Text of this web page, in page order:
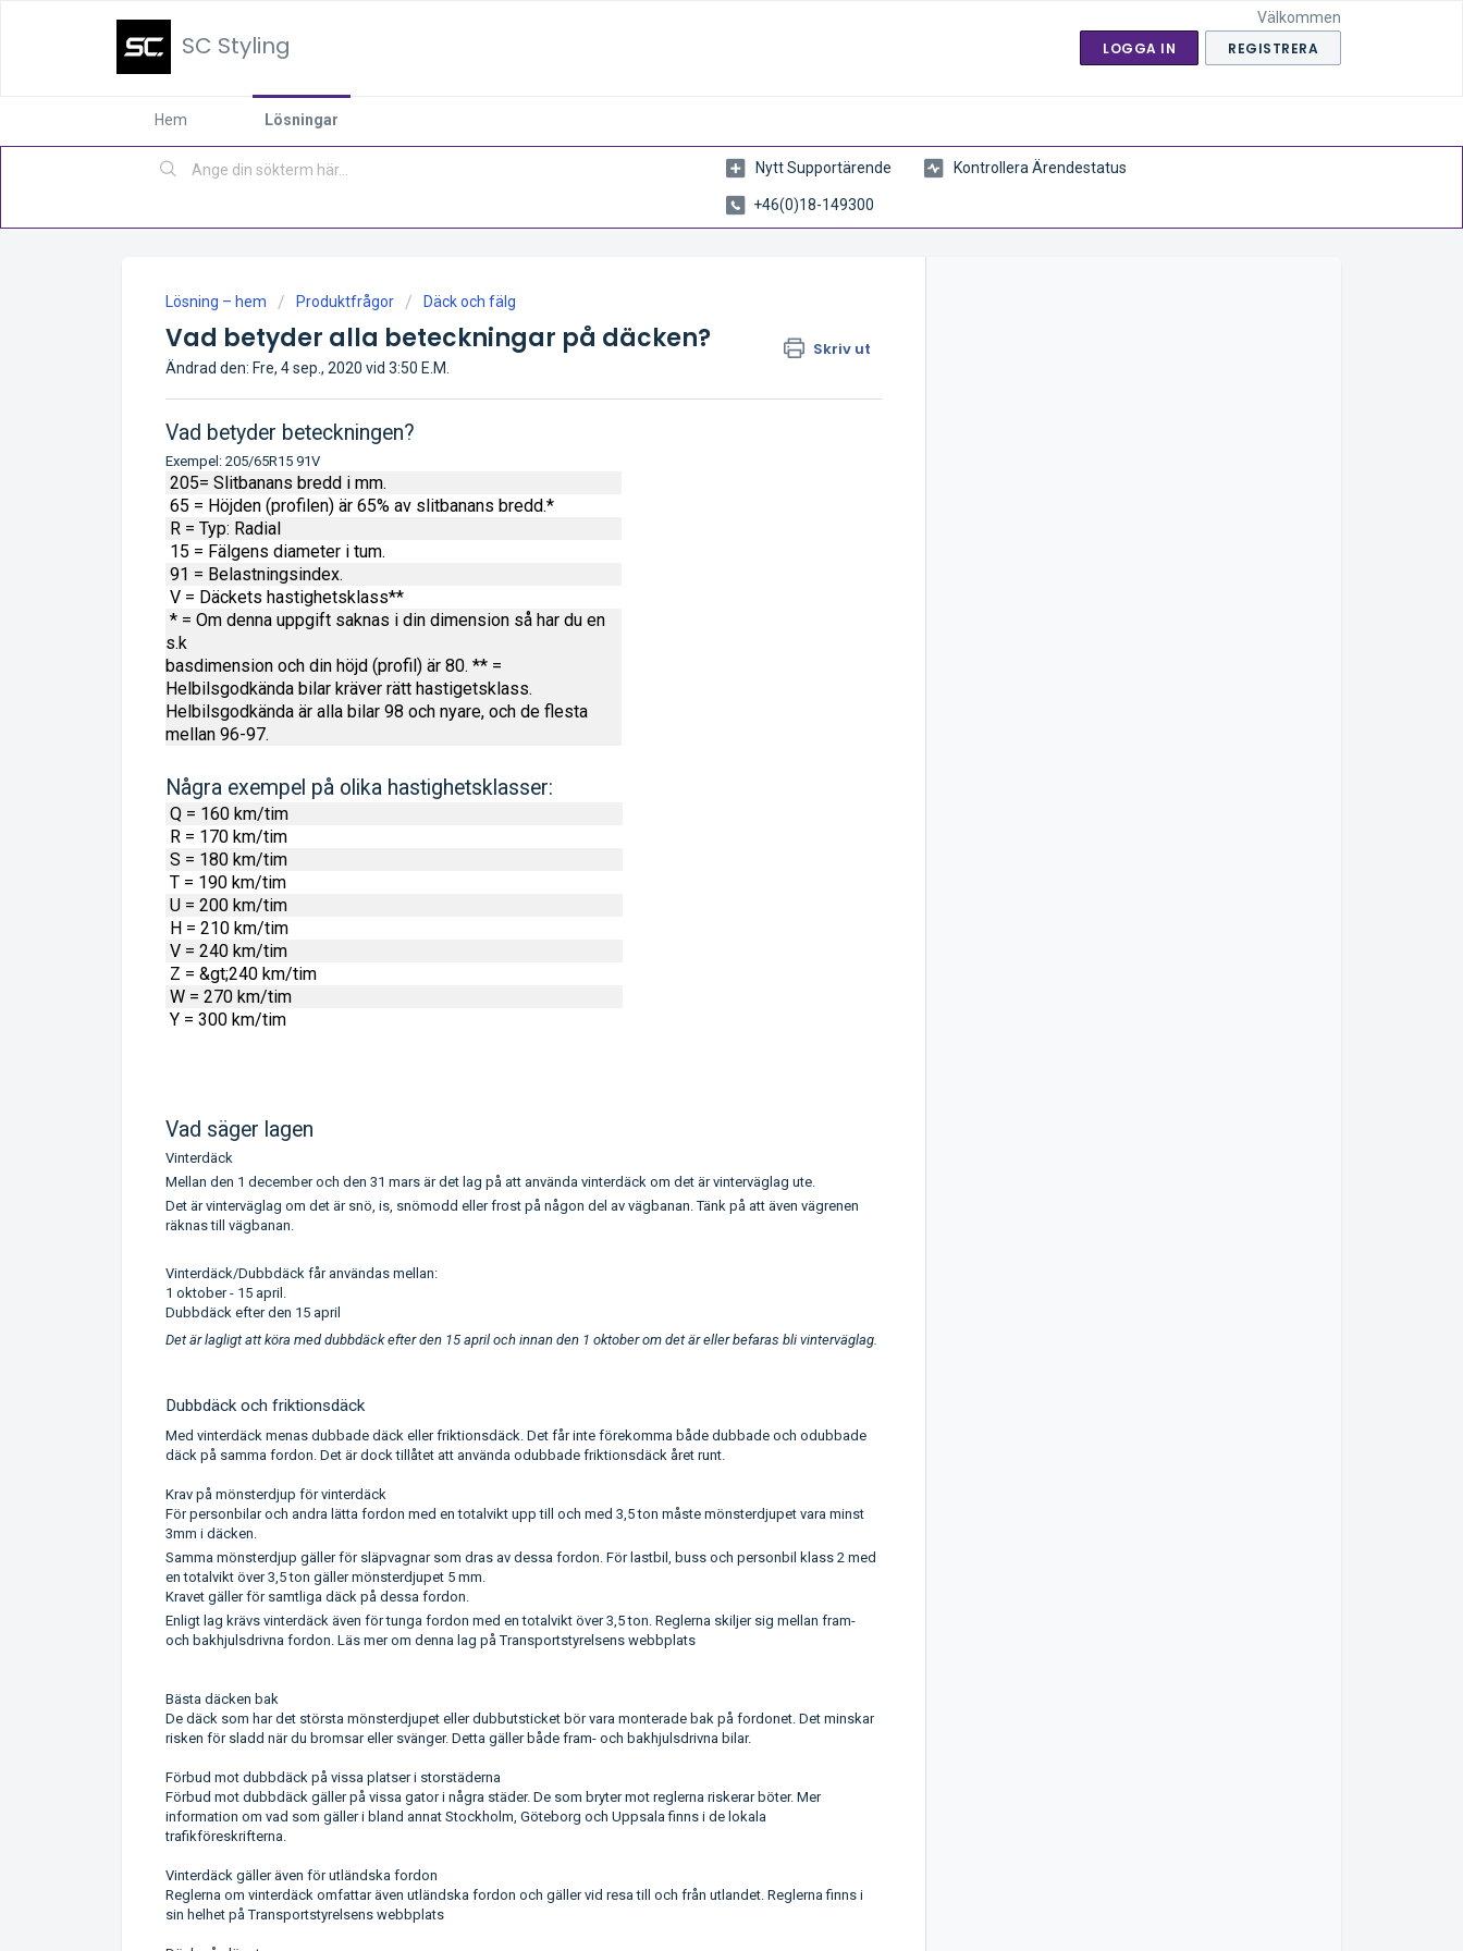
SC Styling
Välkommen
LOGGA IN REGISTRERA
Hem Lösningar
Nytt Supportärende Kontrollera Ärendestatus
+46(0)18-149300
Lösning – hem Produktfrågor Däck och fälg
Vad betyder alla beteckningar på däcken? Skriv ut
Ändrad den: Fre, 4 sep., 2020 vid 3:50 E.M.
Vad betyder beteckningen?
Exempel: 205/65R15 91V
205= Slitbanans bredd i mm.
65 = Höjden (profilen) är 65% av slitbanans bredd.*
R = Typ: Radial
15 = Fälgens diameter i tum.
91 = Belastningsindex.
V = Däckets hastighetsklass**
* = Om denna uppgift saknas i din dimension så har du en
s.k
basdimension och din höjd (profil) är 80. ** =
Helbilsgodkända bilar kräver rätt hastigetsklass.
Helbilsgodkända är alla bilar 98 och nyare, och de flesta
mellan 96-97.
Några exempel på olika hastighetsklasser:
Q = 160 km/tim
R = 170 km/tim
S = 180 km/tim
T = 190 km/tim
U = 200 km/tim
H = 210 km/tim
V = 240 km/tim
Z = &gt;240 km/tim
W = 270 km/tim
Y = 300 km/tim
Vad säger lagen
Vinterdäck
Mellan den 1 december och den 31 mars är det lag på att använda vinterdäck om det är vinterväglag ute.
Det är vinterväglag om det är snö, is, snömodd eller frost på någon del av vägbanan. Tänk på att även vägrenen
räknas till vägbanan.
Vinterdäck/Dubbdäck får användas mellan:
1 oktober - 15 april.
Dubbdäck efter den 15 april
Det är lagligt att köra med dubbdäck efter den 15 april och innan den 1 oktober om det är eller befaras bli vinterväglag.
Dubbdäck och friktionsdäck
Med vinterdäck menas dubbade däck eller friktionsdäck. Det får inte förekomma både dubbade och odubbade
däck på samma fordon. Det är dock tillåtet att använda odubbade friktionsdäck året runt.
Krav på mönsterdjup för vinterdäck
För personbilar och andra lätta fordon med en totalvikt upp till och med 3,5 ton måste mönsterdjupet vara minst
3mm i däcken.
Samma mönsterdjup gäller för släpvagnar som dras av dessa fordon. För lastbil, buss och personbil klass 2 med
en totalvikt över 3,5 ton gäller mönsterdjupet 5 mm.
Kravet gäller för samtliga däck på dessa fordon.
Enligt lag krävs vinterdäck även för tunga fordon med en totalvikt över 3,5 ton. Reglerna skiljer sig mellan fram-
och bakhjulsdrivna fordon. Läs mer om denna lag på Transportstyrelsens webbplats
Bästa däcken bak
De däck som har det största mönsterdjupet eller dubbutsticket bör vara monterade bak på fordonet. Det minskar
risken för sladd när du bromsar eller svänger. Detta gäller både fram- och bakhjulsdrivna bilar.
Förbud mot dubbdäck på vissa platser i storstäderna
Förbud mot dubbdäck gäller på vissa gator i några städer. De som bryter mot reglerna riskerar böter. Mer
information om vad som gäller i bland annat Stockholm, Göteborg och Uppsala finns i de lokala
trafikföreskrifterna.
Vinterdäck gäller även för utländska fordon
Reglerna om vinterdäck omfattar även utländska fordon och gäller vid resa till och från utlandet. Reglerna finns i
sin helhet på Transportstyrelsens webbplats